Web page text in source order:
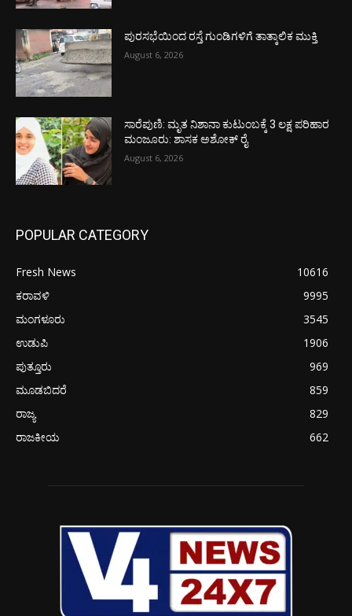
ಪುರಸಭೆಯಿಂದ ರಸ್ತೆ ಗುಂಡಿಗಳಿಗೆ ತಾತ್ಕಾಲಿಕ ಮುಕ್ತಿ
August 6, 2026
ಸಾರೆಪುಣಿ: ಮೃತ ನಿಶಾನಾ ಕುಟುಂಬಕ್ಕೆ 3 ಲಕ್ಷ ಪರಿಹಾರ
ಮಂಜೂರು: ಶಾಸಕ ಅಶೋಕ್ ರೈ
August 6, 2026
POPULAR CATEGORY
Fresh News
10616
ಕರಾವಳಿ
9995
ಮಂಗಳೂರು
3545
ಉಡುಪಿ
1906
ಪುತ್ತೂರು
969
ಮೂಡಬಿದರೆ
859
ರಾಜ್ಯ
829
ರಾಜಕೀಯ
662